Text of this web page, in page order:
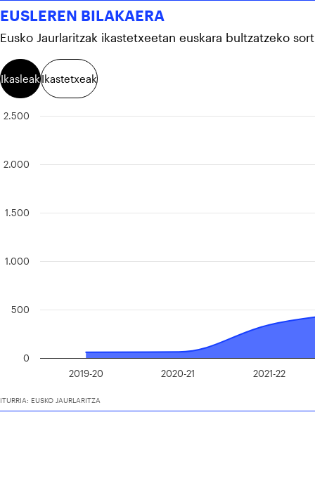
EUSLEREN BILAKAERA
Eusko Jaurlaritzak ikastetxeetan euskara bultzatzeko
IkasleakIkastetxeak
2019-20 2020-21 2021-22
0
500
1.000
1.500
2.000
2.500
ITURRIA: EUSKO JAURLARITZA